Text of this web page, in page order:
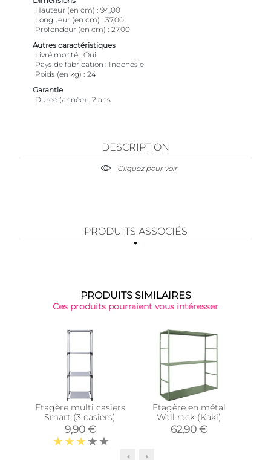
Hauteur (en cm)
94,00
Longueur (en cm)
37,00
Profondeur (en cm)
27,00
Autres caractéristiques
Livré monté Oui
Pays de fabrication
Indonésie
Poids (en kg)
24
Garantie
Durée (année)
2 ans
DESCRIPTION
Cliquez pour voir
PRODUITS ASSOCIÉS
PRODUITS SIMILAIRES
Ces produits pourraient vous intéresser
Etagère multi casiers
Smart (3 casiers)
9,90 €
Etagère en métal
Wall rack (Kaki)
62,90 €